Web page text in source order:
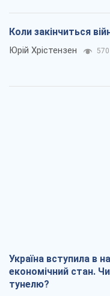
Коли закінчиться
Юрій Хрістензен 570
Україна вступила в
економічний стан. Чи
тунелю?